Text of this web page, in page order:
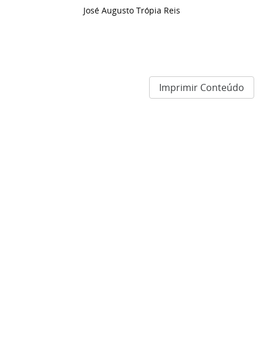
José Augusto Trópia Reis
Imprimir Conteúdo